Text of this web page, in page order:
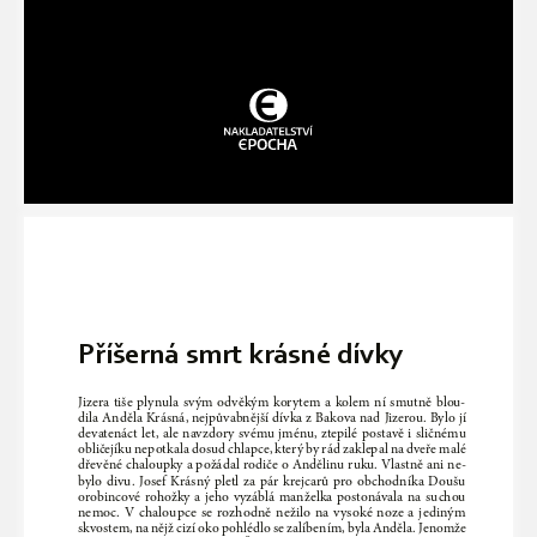
Příšerná smrt krásné dívky
Jizera  tiše  plynula  svým  odvěkým  korytem  a  kolem  ní  smutně  blou
dila Anděla Krásná, nejpůvabnější dívka z Bakova nad Jizerou. Bylo jí
devatenáct let, ale navzdory svému jménu, ztepilé postavě i sličnému
obličejíku nepotkala dosud chlapce, který by rád zaklepal na dveře malé
dřevěné chaloupky a požádal rodiče o Andělinu ruku. Vlastně ani ne-
bylo  divu.  Josef  Krásný  pletl  za  pár  krejcarů  pro  obchodníka  Doušu
orobincové  rohožky  a  jeho  vyzáblá  manželka  postonávala  na  suchou
nemoc.  V  chaloupce  se  rozhodně  nežilo  na  vysoké  noze  a  jediným
skvostem, na nějž cizí oko pohlédlo se zalíbením, byla Anděla. Jenomže